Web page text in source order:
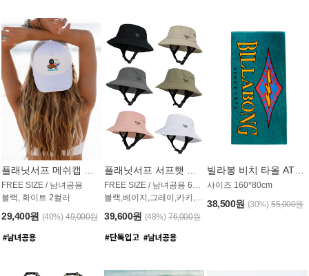
FREE SIZE / 남녀공용
블랙, 화이트 2컬러
29,400원 (40%) 49,000원
블랙,베이지,그레이,카키,핑크,화이트
39,600원 (48%) 76,000원
사이즈 160*80cm
38,500원 (30%) 55,000원